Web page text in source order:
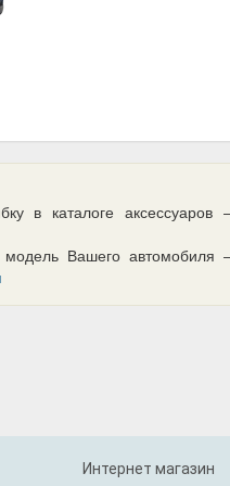
в каталоге аксессуаров
Вашего автомобиля
Интернет магазин